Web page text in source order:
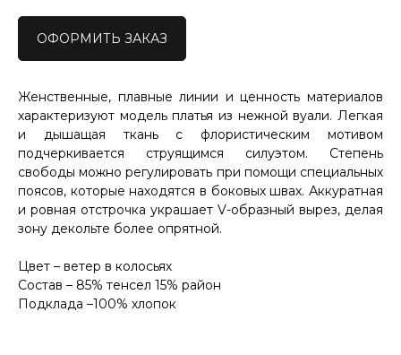
ОФОРМИТЬ ЗАКАЗ
Женственные, плавные линии и ценность материалов
характеризуют модель платья из нежной вуали. Легкая
и дышащая ткань с флористическим мотивом
подчеркивается струящимся силуэтом. Степень
свободы можно регулировать при помощи специальных
поясов, которые находятся в боковых швах. Аккуратная
и ровная отстрочка украшает V-образный вырез, делая
зону декольте более опрятной.
Цвет – ветер в колосьях
Состав – 85% тенсел 15% район
Подклада –100% хлопок